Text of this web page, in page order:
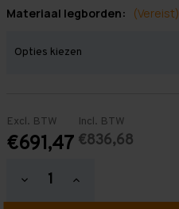
Materiaal legborden: (Vereist)
Excl. BTW
€691,47
Incl. BTW
€836,68
Hoeveelheid
verlagen
Hoeveelheid
verhogen